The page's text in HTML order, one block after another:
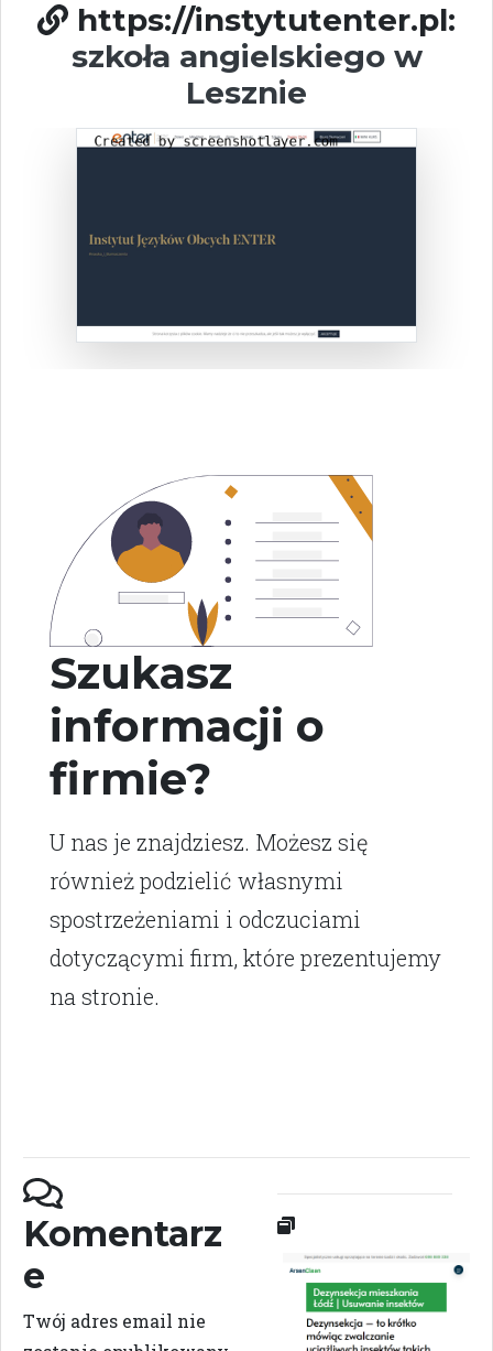
https://instytutenter.pl:
szkoła angielskiego w
Lesznie
Szukasz
informacji o
firmie?
U nas je znajdziesz. Możesz się
również podzielić własnymi
spostrzeżeniami i odczuciami
dotyczącymi firm, które prezentujemy
na stronie.
Komentarz
e
Twój adres email nie